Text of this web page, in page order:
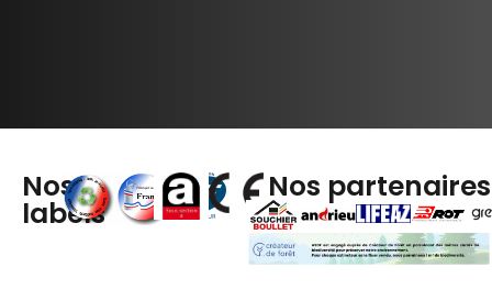
Nos
labels
Nos partenaires